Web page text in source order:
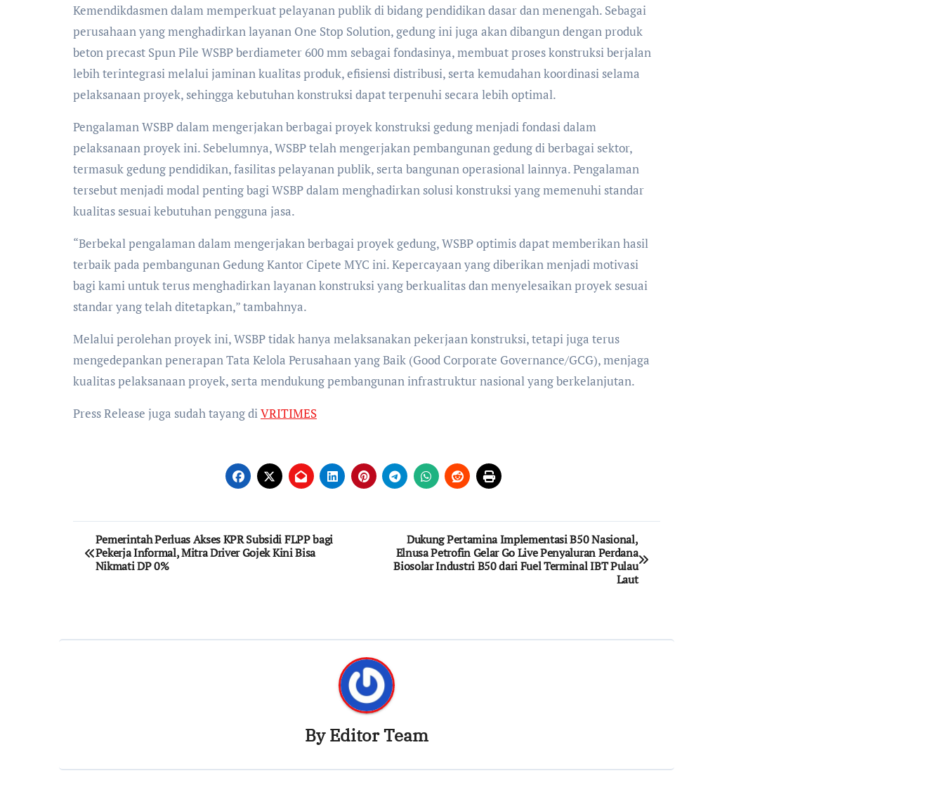
Kemendikdasmen dalam memperkuat pelayanan publik di bidang pendidikan dasar dan menengah. Sebagai
perusahaan yang menghadirkan layanan One Stop Solution, gedung ini juga akan dibangun dengan produk
beton precast Spun Pile WSBP berdiameter 600 mm sebagai fondasinya, membuat proses konstruksi berjalan
lebih terintegrasi melalui jaminan kualitas produk, efisiensi distribusi, serta kemudahan koordinasi selama
pelaksanaan proyek, sehingga kebutuhan konstruksi dapat terpenuhi secara lebih optimal.
Pengalaman WSBP dalam mengerjakan berbagai proyek konstruksi gedung menjadi fondasi dalam
pelaksanaan proyek ini. Sebelumnya, WSBP telah mengerjakan pembangunan gedung di berbagai sektor,
termasuk gedung pendidikan, fasilitas pelayanan publik, serta bangunan operasional lainnya. Pengalaman
tersebut menjadi modal penting bagi WSBP dalam menghadirkan solusi konstruksi yang memenuhi standar
kualitas sesuai kebutuhan pengguna jasa.
“Berbekal pengalaman dalam mengerjakan berbagai proyek gedung, WSBP optimis dapat memberikan hasil
terbaik pada pembangunan Gedung Kantor Cipete MYC ini. Kepercayaan yang diberikan menjadi motivasi
bagi kami untuk terus menghadirkan layanan konstruksi yang berkualitas dan menyelesaikan proyek sesuai
standar yang telah ditetapkan,” tambahnya.
Melalui perolehan proyek ini, WSBP tidak hanya melaksanakan pekerjaan konstruksi, tetapi juga terus
mengedepankan penerapan Tata Kelola Perusahaan yang Baik (Good Corporate Governance/GCG), menjaga
kualitas pelaksanaan proyek, serta mendukung pembangunan infrastruktur nasional yang berkelanjutan.
Press Release juga sudah tayang diVRITIMES
Post
navigation
Pemerintah Perluas Akses KPR Subsidi FLPP bagi
Pekerja Informal, Mitra Driver Gojek Kini Bisa
Nikmati DP 0%
Dukung Pertamina Implementasi B50 Nasional,
Elnusa Petrofin Gelar Go Live Penyaluran Perdana
Biosolar Industri B50 dari Fuel Terminal IBT Pulau
Laut
ByEditor Team